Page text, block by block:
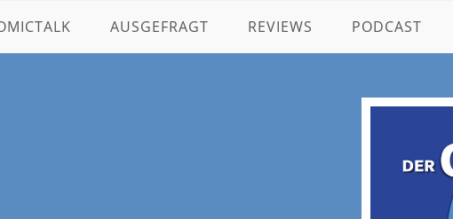
AUSGEFRAGT REVIEWS PODCAST